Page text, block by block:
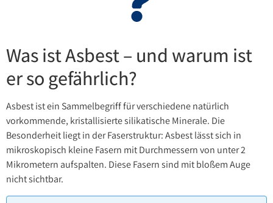
Was ist Asbest – und warum ist
er so gefährlich?
Asbest ist ein Sammelbegriff für verschiedene natürlich
vorkommende, kristallisierte silikatische Minerale. Die
Besonderheit liegt in der Faserstruktur: Asbest lässt sich in
mikroskopisch kleine Fasern mit Durchmessern von unter 2
Mikrometern aufspalten. Diese Fasern sind mit bloßem Auge
nicht sichtbar.